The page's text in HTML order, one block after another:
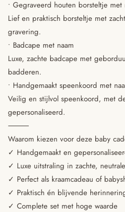
• Gegraveerd houten borsteltje met
Lief en praktisch borsteltje met
gravering.
• Badcape met naam
Luxe, zachte badcape met
badderen.
• Handgemaakt speenkoord met
Veilig en stijlvol speenkoord, met
gepersonaliseerd.
⸻
Waarom kiezen voor deze baby
✓ Handgemaakt en
✓ Luxe uitstraling in zachte,
✓ Perfect als kraamcadeau of
✓ Praktisch én blijvende
✓ Complete set met hoge waarde